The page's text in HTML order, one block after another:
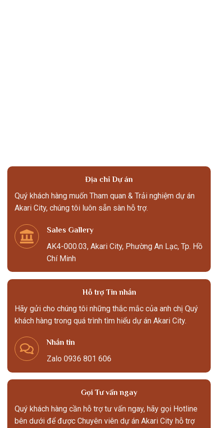
Địa chỉ Dự án
Quý khách hàng muốn Tham quan & Trải nghiệm dự án
Akari City, chúng tôi luôn sẵn sàn hỗ trợ.
Sales Gallery
AK4-000.03, Akari City, Phường An Lạc, Tp. Hồ
Chí Minh
Hỗ trợ Tin nhắn
Hãy gửi cho chúng tôi những thắc mắc của anh chị Quý
khách hàng trong quá trình tìm hiểu dự án Akari City.
Nhắn tin
Zalo 0936 801 606
Gọi Tư vấn ngay
Quý khách hàng cần hỗ trợ tư vấn ngay, hãy gọi Hotline
bên dưới để được Chuyên viên dự án Akari City hỗ trợ